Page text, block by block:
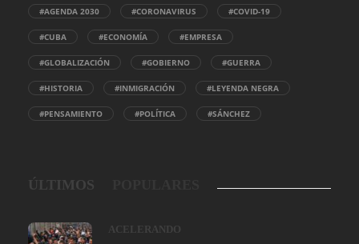
#AGENDA 2030 #CORONAVIRUS #COVID-19
#CUBA #ECONOMÍA #EMPRESA
#GLOBALIZACIÓN #GOBIERNO #GUERRA
#HISTORIA #INMIGRACIÓN #LEYENDA NEGRA
#PENSAMIENTO #POLÍTICA #SÁNCHEZ
ÚLTIMOS
ACELERANDO